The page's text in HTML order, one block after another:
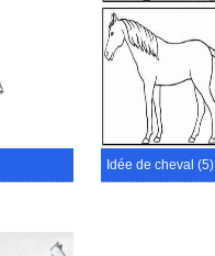
Idée de cheval (5)